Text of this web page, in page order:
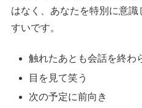
はなく、あなたを特別に意
すいです。
触れたあとも会話を終わ
目を見て笑う
次の予定に前向き